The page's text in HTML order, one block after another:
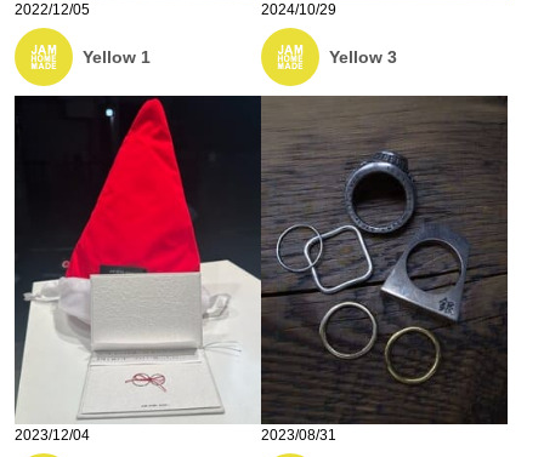
2022/12/05
Yellow 1
2024/10/29
Yellow 3
2023/12/04 2023/08/31